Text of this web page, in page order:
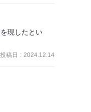
現したとい
投稿日 : 2024.12.14